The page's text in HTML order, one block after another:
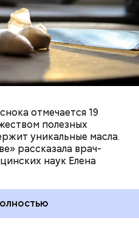
отмечается 19
полезных
уникальные масла.
рассказала врач-
наук Елена